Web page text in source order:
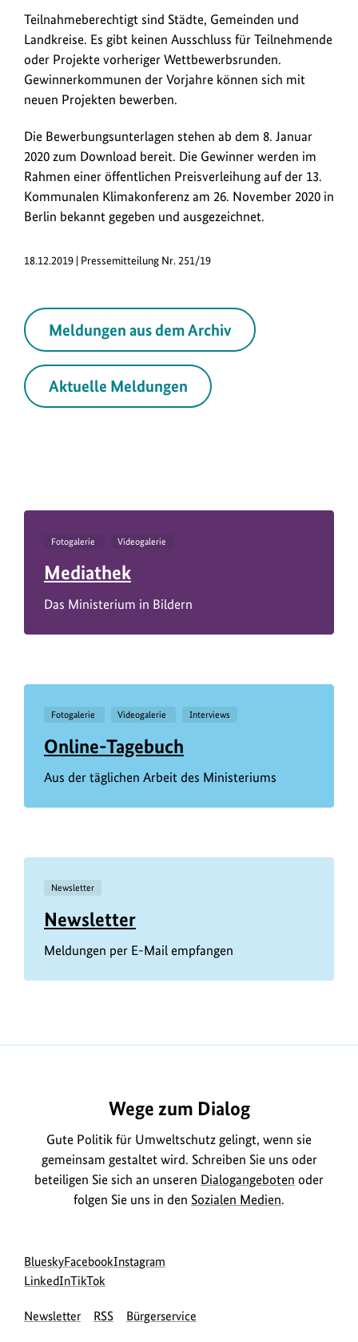
Teilnahmeberechtigt sind Städte, Gemeinden und
Landkreise. Es gibt keinen Ausschluss für Teilnehmende
oder Projekte vorheriger Wettbewerbsrunden.
Gewinnerkommunen der Vorjahre können sich mit
neuen Projekten bewerben.
Die Bewerbungsunterlagen stehen ab dem 8. Januar
2020 zum Download bereit. Die Gewinner werden im
Rahmen einer öffentlichen Preisverleihung auf der 13.
Kommunalen Klimakonferenz am 26. November 2020 in
Berlin bekannt gegeben und ausgezeichnet.
18.12.2019 | Pressemitteilung Nr. 251/19
Meldungen aus dem Archiv
Aktuelle Meldungen
Fotogalerie Videogalerie
Mediathek
Das Ministerium in Bildern
Fotogalerie Videogalerie Interviews
Online-Tagebuch
Aus der täglichen Arbeit des Ministeriums
Newsletter
Newsletter
Meldungen per E-Mail empfangen
Wege zum Dialog
Gute Politik für Umweltschutz gelingt, wenn sie
gemeinsam gestaltet wird. Schreiben Sie uns oder
beteiligen Sie sich an unseren Dialogangeboten oder
folgen Sie uns in den Sozialen Medien.
Social
Media
Blueskyzur
Bluesky-
des
Facebookzur
des
Instagram
des
LinkedInzur
Seite
zur
Seite
TikTok
Newsletter RSS Bürgerservice